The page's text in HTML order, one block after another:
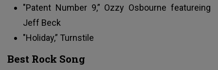
"Patent Number 9,” Ozzy Osbourne featureing
Jeff Beck
"Holiday,” Turnstile
Best Rock Song